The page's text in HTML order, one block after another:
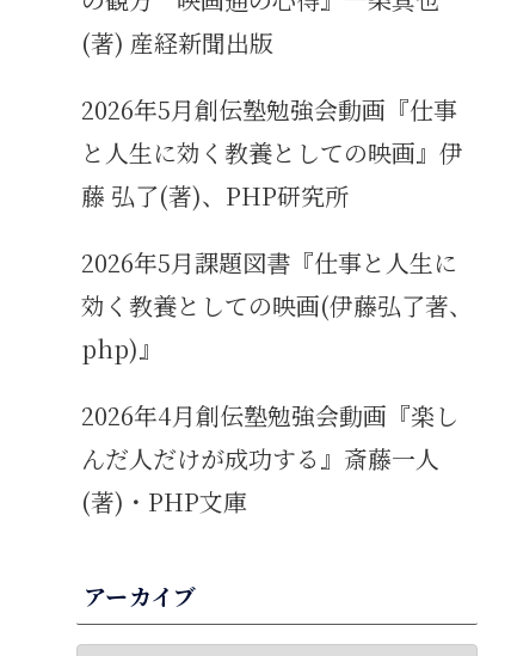
(著) 産経新聞出版
2026年5月創伝塾勉強会動画『仕事
と人生に効く教養としての映画』伊
藤 弘了(著)、PHP研究所
2026年5月課題図書『仕事と人生に
効く教養としての映画(伊藤弘了著、
php)』
2026年4月創伝塾勉強会動画『楽し
んだ人だけが成功する』斎藤一人
(著)・PHP文庫
アーカイブ